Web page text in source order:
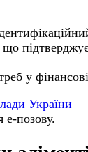
у
України —
е-позову.